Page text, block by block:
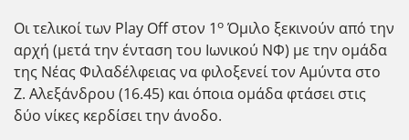
Οι τελικοί των Play Off στον 1ο Όμιλο ξεκινούν από την
αρχή (μετά την ένταση του Ιωνικού ΝΦ) με την ομάδα
της Νέας Φιλαδέλφειας να φιλοξενεί τον Αμύντα στο
Ζ. Αλεξάνδρου (16.45) και όποια ομάδα φτάσει στις
δύο νίκες κερδίσει την άνοδο.